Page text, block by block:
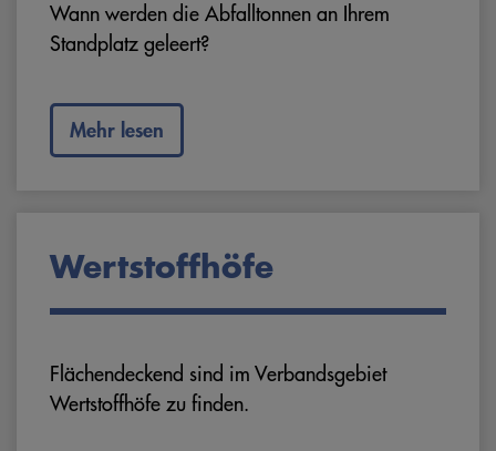
Wann werden die Abfalltonnen an Ihrem
Standplatz geleert?
Mehr lesen
Wertstoffhöfe
Flächendeckend sind im Verbandsgebiet
Wertstoffhöfe zu finden.